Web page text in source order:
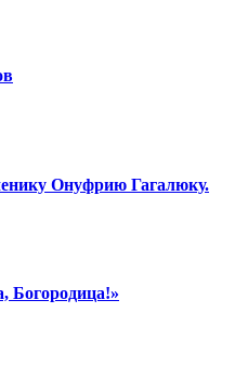
Онуфрию Гагалюку.
Богородица!»